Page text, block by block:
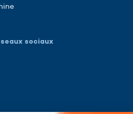
sociaux